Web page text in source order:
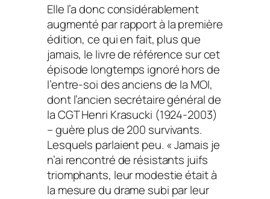
Elle l’a donc considérablement
augmenté par rapport à la première
édition, ce qui en fait, plus que
jamais, le livre de référence sur cet
épisode longtemps ignoré hors de
l’entre-soi des anciens de la MOI,
dont l’ancien secrétaire général de
la CGT Henri Krasucki (1924-2003)
– guère plus de 200 survivants.
Lesquels parlaient peu. « Jamais je
n’ai rencontré de résistants juifs
triomphants, leur modestie était à
la mesure du drame subi par leur